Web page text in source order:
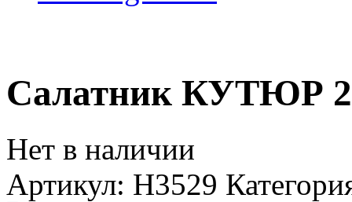
Салатник КУТЮР
Нет в наличии
Артикул: H3529